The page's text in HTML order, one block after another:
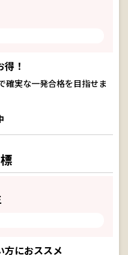
！
確実な一発合格を目指せま
方におススメ